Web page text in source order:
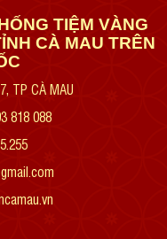
TIỆM VÀNG
CÀ MAU TRÊN
TP CÀ MAU
818 088